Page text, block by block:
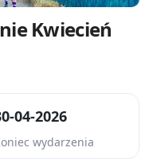
Kwiecień
04-2026
wydarzenia